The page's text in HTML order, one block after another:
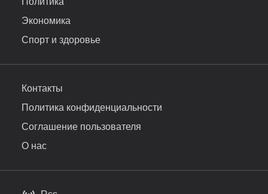
Экономика
Спорт и здоровье
Контакты
Политика конфиденциальности
Соглашение пользователя
О нас